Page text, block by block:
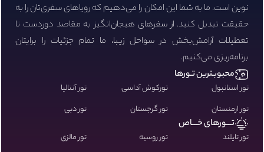
نوین است. ما به شما این امکان را می‌دهیم که رویاهای سفری‌تان را به
حقیقت تبدیل کنید. از سفرهای هیجان‌انگیز به مقاصد دوردست تا
تعطیلات آرامش‌بخش در سواحل زیبا، ما تمام جزئیات را برایتان
برنامه‌ریزی می‌کنیم.
محبوبـترین تـورها
تور استانبول تورکوش آداسی
تور آنتالیا
تور ارمنستان
تور گرجستان تور دبی
تـــورهای خـــاص
تور تایلند تور روسیه
تور مالزی